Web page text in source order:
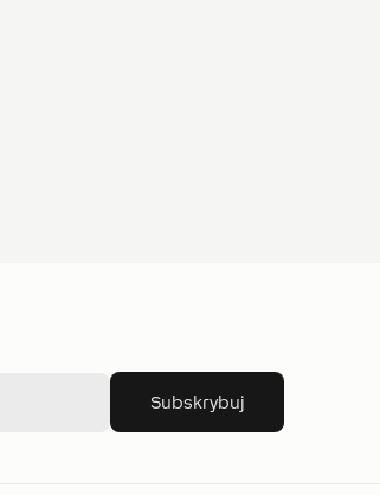
Subskrybuj